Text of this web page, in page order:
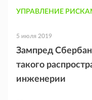
УПРАВЛЕНИЕ
5 июля 2019
Зампред
такого
инженерии